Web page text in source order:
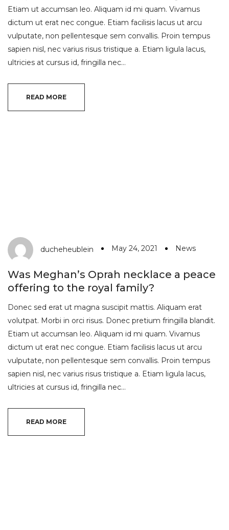
Etiam ut accumsan leo. Aliquam id mi quam. Vivamus
dictum ut erat nec congue. Etiam facilisis lacus ut arcu
vulputate, non pellentesque sem convallis. Proin tempus
sapien nisl, nec varius risus tristique a. Etiam ligula lacus,
ultricies at cursus id, fringilla nec…
READ MORE
ducheheublein May 24, 2021 News
Was Meghan’s Oprah necklace a peace
offering to the royal family?
Donec sed erat ut magna suscipit mattis. Aliquam erat
volutpat. Morbi in orci risus. Donec pretium fringilla blandit.
Etiam ut accumsan leo. Aliquam id mi quam. Vivamus
dictum ut erat nec congue. Etiam facilisis lacus ut arcu
vulputate, non pellentesque sem convallis. Proin tempus
sapien nisl, nec varius risus tristique a. Etiam ligula lacus,
ultricies at cursus id, fringilla nec…
READ MORE